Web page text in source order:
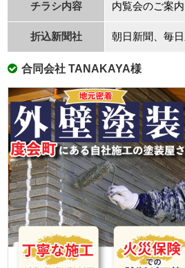
チラシ内容 内覧会のご案内
折込新聞社 朝⽇新聞、毎
合同会社 TANAKAYA様